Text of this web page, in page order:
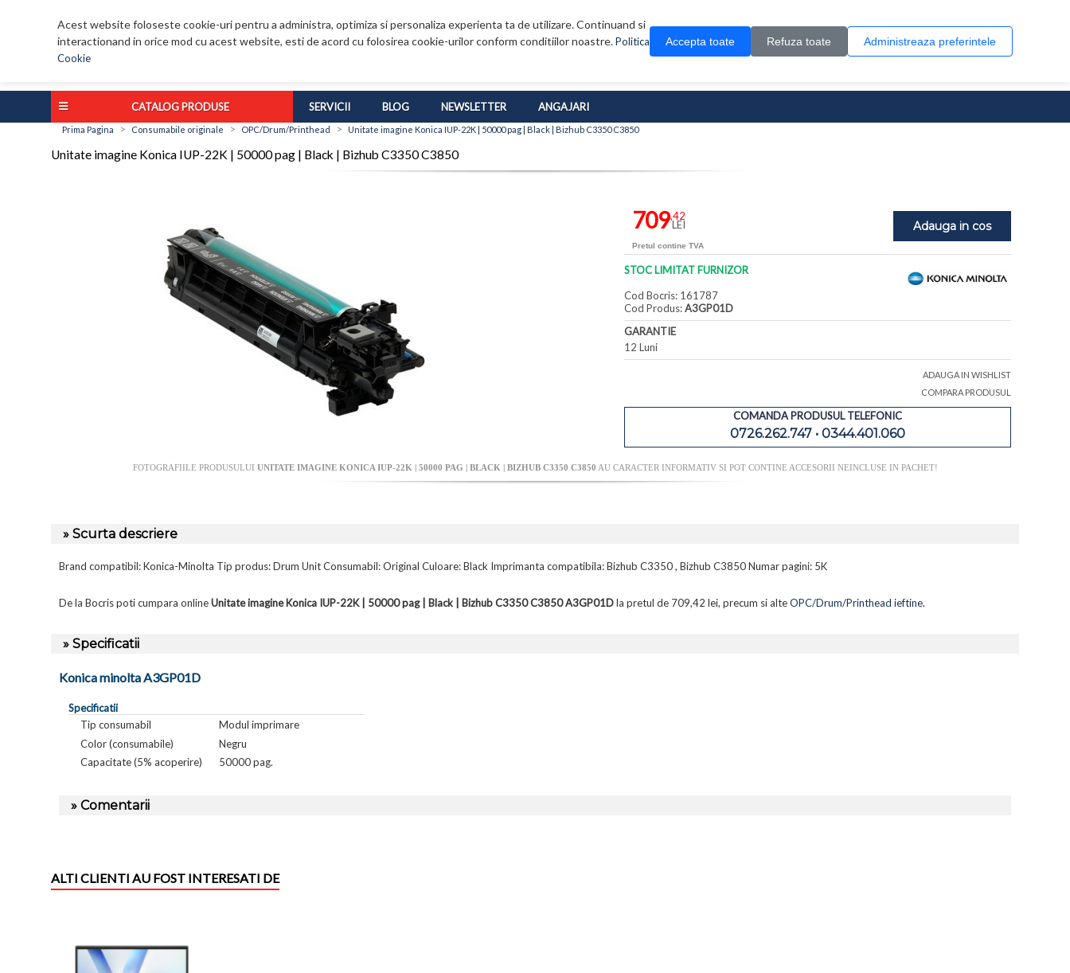
Acest website foloseste cookie-uri pentru a administra, optimiza si personaliza experienta ta de utilizare. Continuand si
interactionand in orice mod cu acest website, esti de acord cu folosirea cookie-urilor conform conditiilor noastre.Politica
Cookie
Accepta toate Refuza toate Administreaza preferintele
0 produs(e)
CATALOG PRODUSE SERVICII BLOG NEWSLETTER ANGAJARI
Prima Pagina > Consumabile originale > OPC/Drum/Printhead > Unitate imagine Konica IUP-22K | 50000 pag | Black | Bizhub C3350 C3850
Unitate imagine Konica IUP-22K | 50000 pag | Black | Bizhub C3350 C3850
Adauga in cos
709,42
LEI
Pretul contine TVA
STOC LIMITAT FURNIZOR
Cod Bocris: 161787
Cod Produs:A3GP01D
GARANTIE
12 Luni
ADAUGA IN WISHLIST
COMPARA PRODUSUL
COMANDA PRODUSUL TELEFONIC
0726.262.747 • 0344.401.060
FOTOGRAFIILE PRODUSULUI UNITATE IMAGINE KONICA IUP-22K | 50000 PAG | BLACK | BIZHUB C3350 C3850 AU CARACTER INFORMATIV SI POT CONTINE ACCESORII NEINCLUSE IN PACHET!
» Scurta descriere
Brand compatibil: Konica-Minolta Tip produs: Drum Unit Consumabil: Original Culoare: Black Imprimanta compatibila: Bizhub C3350 , Bizhub C3850 Numar pagini: 5K
De la Bocris poti cumpara onlineUnitate imagine Konica IUP-22K | 50000 pag | Black | Bizhub C3350 C3850 A3GP01Dla pretul de 709,42 lei, precum si alteOPC/Drum/Printhead ieftine.
» Specificatii
Konica minolta A3GP01D
Specificatii
Tip consumabil
Modul imprimare
Color (consumabile)
Negru
Capacitate (5% acoperire)
50000 pag.
» Comentarii
ALTI CLIENTI AU FOST INTERESATI DE